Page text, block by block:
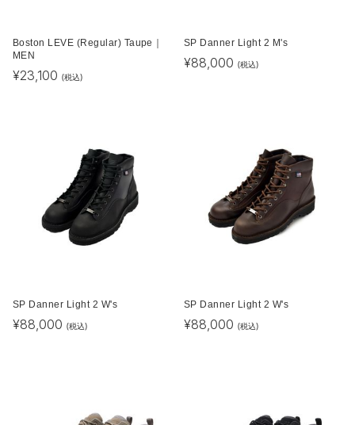
Boston LEVE (Regular) Taupe｜
MEN
¥23,100 (税込)
SP Danner Light 2 M's
¥88,000 (税込)
SP Danner Light 2 W's
¥88,000 (税込)
SP Danner Light 2 W's
¥88,000 (税込)